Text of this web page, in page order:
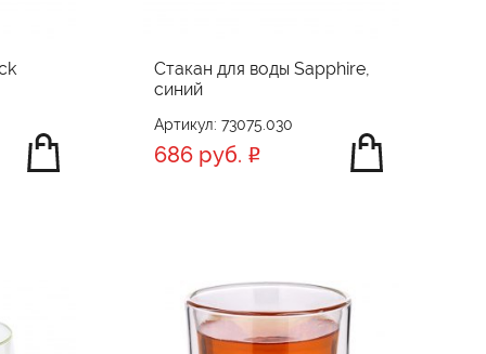
Стакан для воды Sapphire,
синий
Артикул: 73075.030
686 руб.